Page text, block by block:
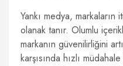
Yankı medya, markaların
olanak tanır. Olumlu
markanın güvenilirliğini
karşısında hızlı